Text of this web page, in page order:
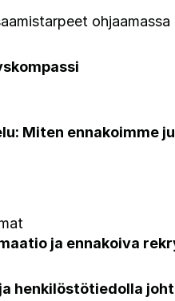
Miten ennakoimme
ja ennakoiva
henkilöstötiedolla